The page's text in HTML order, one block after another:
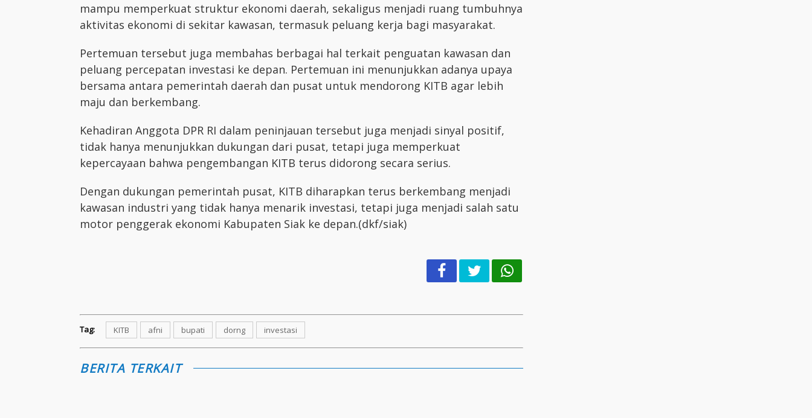
mampu memperkuat struktur ekonomi daerah, sekaligus menjadi ruang tumbuhnya
aktivitas ekonomi di sekitar kawasan, termasuk peluang kerja bagi masyarakat.
Pertemuan tersebut juga membahas berbagai hal terkait penguatan kawasan dan
peluang percepatan investasi ke depan. Pertemuan ini menunjukkan adanya upaya
bersama antara pemerintah daerah dan pusat untuk mendorong KITB agar lebih
maju dan berkembang.
Kehadiran Anggota DPR RI dalam peninjauan tersebut juga menjadi sinyal positif,
tidak hanya menunjukkan dukungan dari pusat, tetapi juga memperkuat
kepercayaan bahwa pengembangan KITB terus didorong secara serius.
Dengan dukungan pemerintah pusat, KITB diharapkan terus berkembang menjadi
kawasan industri yang tidak hanya menarik investasi, tetapi juga menjadi salah satu
motor penggerak ekonomi Kabupaten Siak ke depan.(dkf/siak)
Tag: KITB afni bupati dorng investasi
BERITA TERKAIT